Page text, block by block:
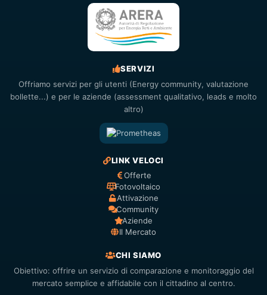
SERVIZI
Offriamo servizi per gli utenti (Energy community, valutazione
bollette...) e per le aziende (assessment qualitativo, leads e molto
altro)
LINK VELOCI
Offerte
Fotovoltaico
Attivazione
Community
Aziende
Il Mercato
CHI SIAMO
Obiettivo: offrire un servizio di comparazione e monitoraggio del
mercato semplice e affidabile con il cittadino al centro.